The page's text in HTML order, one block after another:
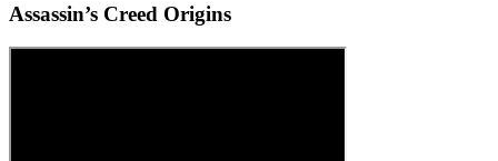
Assassin’s Creed Origins